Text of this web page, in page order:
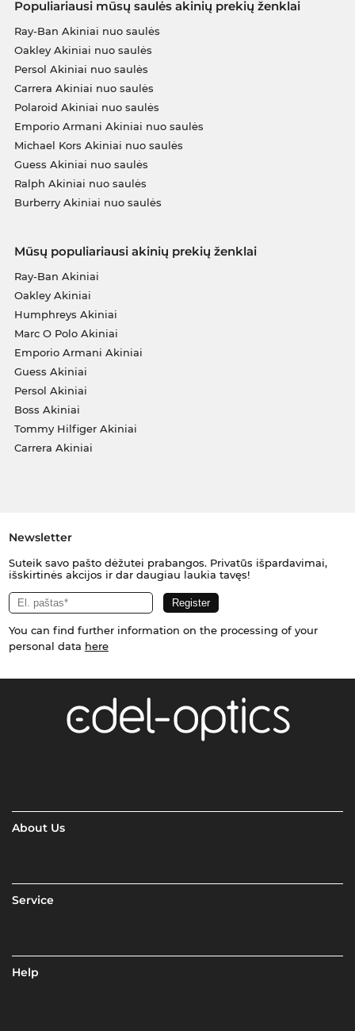
Populiariausi mūsų saulės akinių prekių ženklai
Ray-Ban Akiniai nuo saulės
Oakley Akiniai nuo saulės
Persol Akiniai nuo saulės
Carrera Akiniai nuo saulės
Polaroid Akiniai nuo saulės
Emporio Armani Akiniai nuo saulės
Michael Kors Akiniai nuo saulės
Guess Akiniai nuo saulės
Ralph Akiniai nuo saulės
Burberry Akiniai nuo saulės
Mūsų populiariausi akinių prekių ženklai
Ray-Ban Akiniai
Oakley Akiniai
Humphreys Akiniai
Marc O Polo Akiniai
Emporio Armani Akiniai
Guess Akiniai
Persol Akiniai
Boss Akiniai
Tommy Hilfiger Akiniai
Carrera Akiniai
Newsletter
Suteik savo pašto dėžutei prabangos. Privatūs išpardavimai,
išskirtinės akcijos ir dar daugiau laukia tavęs!
You can find further information on the processing of your
personal data here
About Us
Service
Help